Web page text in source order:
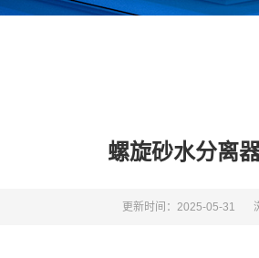
螺旋砂水分离
更新时间：2025-05-31